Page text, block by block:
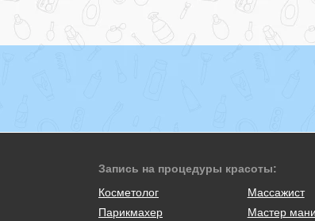
Запись на процедуры красоты:
Косметолог
Массажист
Парикмахер
Мастер